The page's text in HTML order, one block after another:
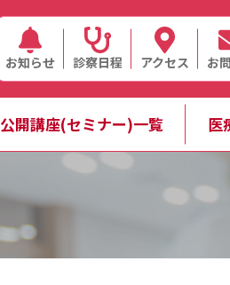
お知らせ 診察日程 アクセス お
開講座(セミナー)一覧 医